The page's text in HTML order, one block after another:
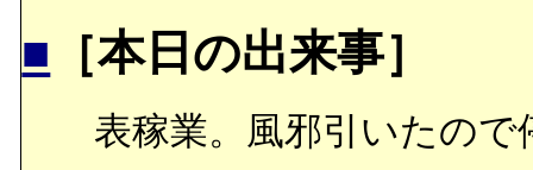
■ ［本日の出来事］
表稼業。風邪引いたので